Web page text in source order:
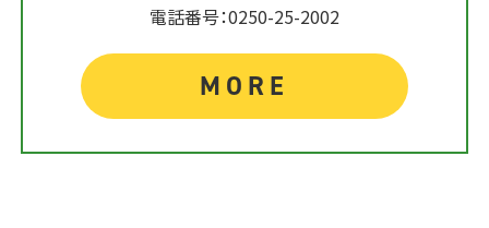
電話番号：0250-25-2002
MORE